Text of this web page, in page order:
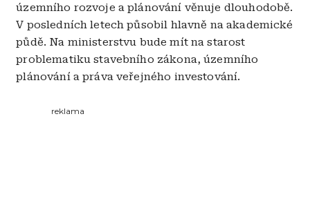
územního rozvoje a plánování věnuje dlouhodobě.
V posledních letech působil hlavně na akademické
půdě. Na ministerstvu bude mít na starost
problematiku stavebního zákona, územního
plánování a práva veřejného investování.
reklama